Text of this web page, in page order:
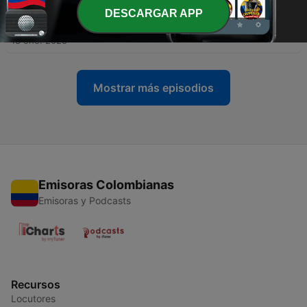
36 - Capítulo 15
18 ene. 2025
Mostrar más episodios
Emisoras Colombianas
Emisoras y Podcasts
Recursos
Locutores
DESCARGAR APP